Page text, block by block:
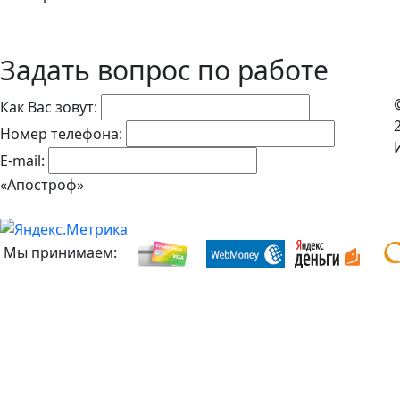
Задать вопрос по работе
Как Вас зовут:
Номер телефона:
E-mail:
«Апостроф»
Мы принимаем: